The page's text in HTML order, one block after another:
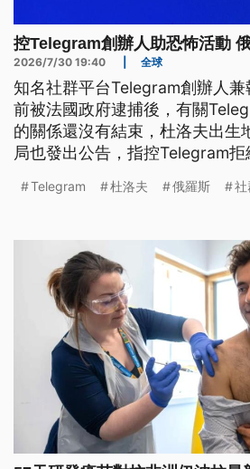
控Telegram創辦人助恐怖活動
2026/7/30 19:40 全球
知名社群平台Telegram創辦人
前被法國政府逮捕後，有關
的關係還沒有結束，杜洛夫出生
局也發出公告，指控Telegram
備對杜洛夫發出國際通緝令。
Telegram 杜洛夫 俄羅斯 社